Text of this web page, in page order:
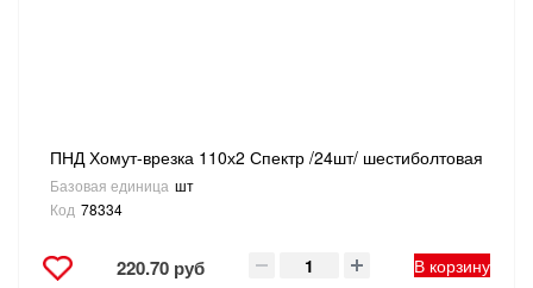
ЭЛЕКТРОМОНТАЖНЫЕ ТОВАРЫ, СВЕТОТЕХНИКА
ПНД Хомут-врезка 110х2 Спектр /24шт/ шестиболтовая
Базовая единица шт
Код 78334
220.70 руб В корзину